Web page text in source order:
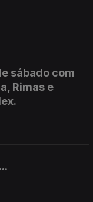
sábado com
Rimas e